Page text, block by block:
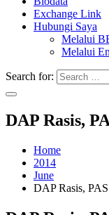
Exchange Link
Hubungi Saya
Melalui
Melalui
Search for:
DAP Rasis,
Home
2014
June
DAP Rasis,